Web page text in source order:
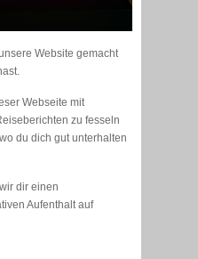
Website gemacht
Webseite mit
zu fesseln
du dich gut unterhalten
dir einen
Aufenthalt auf